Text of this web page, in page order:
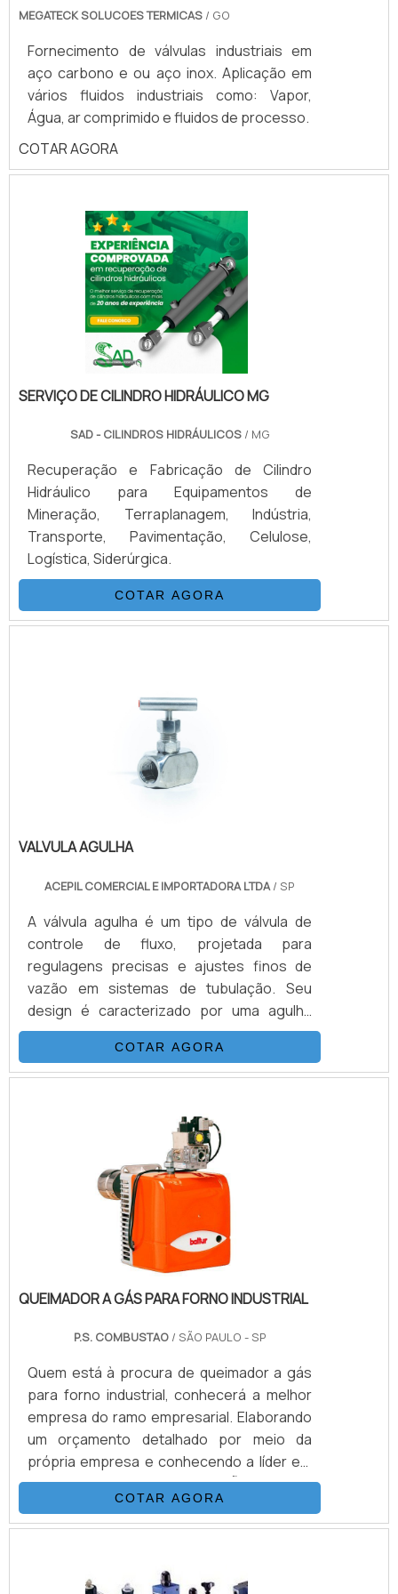
MEGATECK SOLUCOES TERMICAS / GO
Fornecimento de válvulas industriais em
aço carbono e ou aço inox. Aplicação em
vários fluidos industriais como: Vapor,
Água, ar comprimido e fluidos de processo.
COTAR AGORA
SERVIÇO DE CILINDRO HIDRÁULICO MG
SAD - CILINDROS HIDRÁULICOS/ MG
Recuperação e Fabricação de Cilindro
Hidráulico para Equipamentos de
Mineração, Terraplanagem, Indústria,
Transporte, Pavimentação, Celulose,
Logística, Siderúrgica.
COTAR AGORA
VALVULA AGULHA
ACEPIL COMERCIAL E IMPORTADORA LTDA/ SP
A válvula agulha é um tipo de válvula de
controle de fluxo, projetada para
regulagens precisas e ajustes finos de
vazão em sistemas de tubulação. Seu
design é caracterizado por uma agulha
metálica que se encaixa em um assento,
permitindo o controle minucioso do fluxo de
líquidos ou gases. Comumente usada em
laboratórios, indústrias farmacêuticas,
químicas e de petróleo, a válvula agulha é
ideal para ambientes onde o fluxo deve ser
ajustado de forma gradual e controlada.
Seu uso garante maior eficiência e
segurança no manuseio de substâncias
COTAR AGORA
QUEIMADOR A GÁS PARA FORNO INDUSTRIAL
P.S. COMBUSTAO/ SÃO PAULO - SP
Quem está à procura de queimador a gás
para forno industrial, conhecerá a melhor
empresa do ramo empresarial. Elaborando
um orçamento detalhado por meio da
própria empresa e conhecendo a líder em
qualidade.OUTRAS INFORMAÇÕES SOBRE
QUEIMADOR A GÁS PARA FORNO
INDUSTRIALQuem está à procura de
empresa altamente qualificada, depara
COTAR AGORA